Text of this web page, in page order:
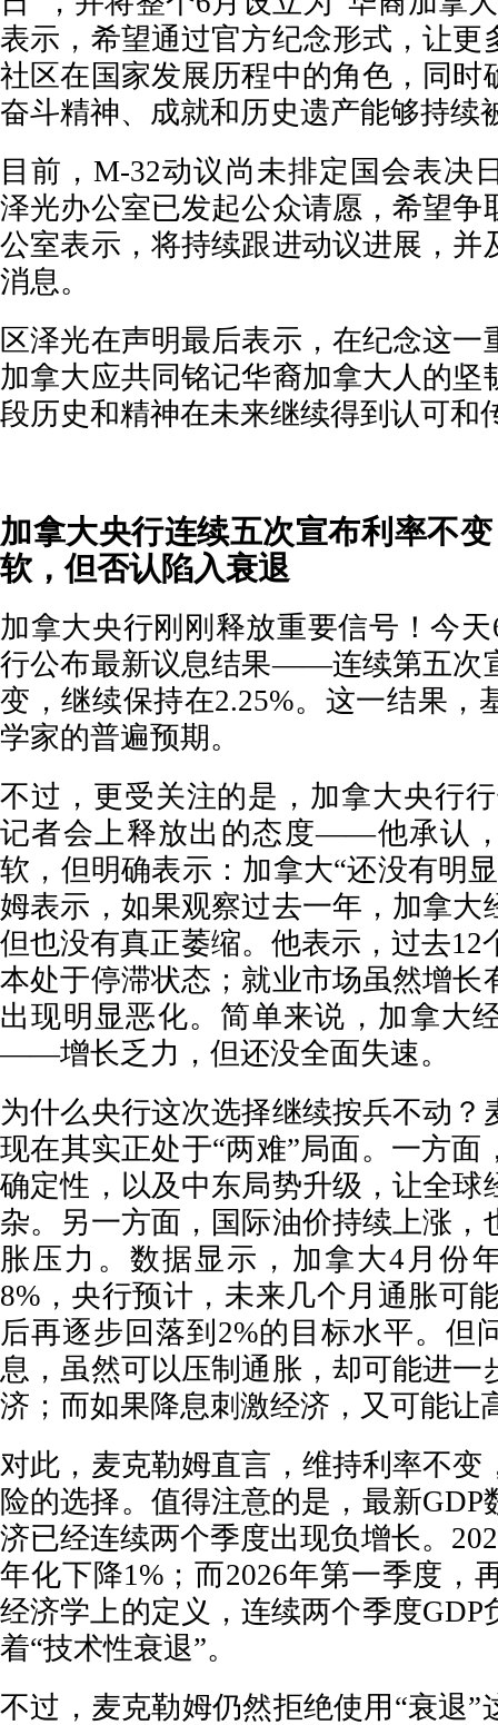
表示，希望通过官方纪念形式，让更
社区在国家发展历程中的角色，同时
奋斗精神、成就和历史遗产能够持续
目前，M-32动议尚未排定国会表决
泽光办公室已发起公众请愿，希望争
公室表示，将持续跟进动议进展，并
消息。
区泽光在声明最后表示，在纪念这一
加拿大应共同铭记华裔加拿大人的坚
段历史和精神在未来继续得到认可和
加拿大央行连续五次宣布利率不
软，但否认陷入衰退
加拿大央行刚刚释放重要信号！今
行公布最新议息结果——连续第五次
变，继续保持在2.25%。这一结果，
学家的普遍预期。
不过，更受关注的是，加拿大央行
记者会上释放出的态度——他承认
软，但明确表示：加拿大“还没有明
姆表示，如果观察过去一年，加拿大
但也没有真正萎缩。他表示，过去12
本处于停滞状态；就业市场虽然增长
出现明显恶化。简单来说，加拿大
——增长乏力，但还没全面失速。
为什么央行这次选择继续按兵不动？
现在其实正处于“两难”局面。一方面
确定性，以及中东局势升级，让全球
杂。另一方面，国际油价持续上涨，
胀压力。数据显示，加拿大4月份
8%，央行预计，未来几个月通胀可
后再逐步回落到2%的目标水平。
息，虽然可以压制通胀，却可能进一
济；而如果降息刺激经济，又可能让
对此，麦克勒姆直言，维持利率不变
险的选择。值得注意的是，最新
济已经连续两个季度出现负增长。
年化下降1%；而2026年第一季度，
经济学上的定义，连续两个季度GDP
着“技术性衰退”。
不过，麦克勒姆仍然拒绝使用“衰退”